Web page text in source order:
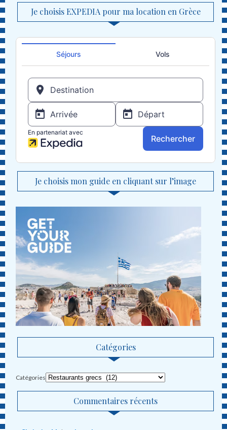
Je choisis EXPEDIA pour ma location en Grèce
Je choisis mon guide en cliquant sur l’image
Catégories
Catégories
Commentaires récents